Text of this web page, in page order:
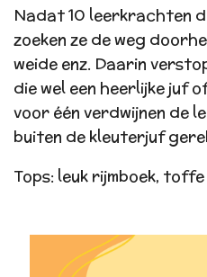
Nadat 10 leerkrachten
zoeken ze de weg
weide enz. Daarin
die wel een heerlijke juf
voor één verdwijnen de
buiten de kleuterjuf
Tops: leuk rijmboek,